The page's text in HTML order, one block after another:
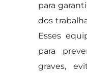
para
dos
Esses
para
graves,